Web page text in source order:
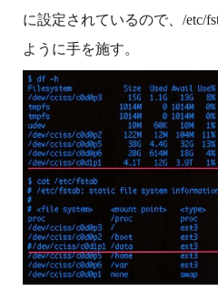
に設定されているので、/etc/
ように手を施す。